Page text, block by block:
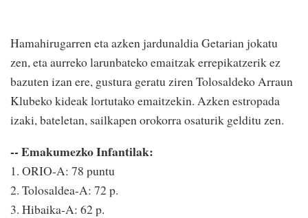
Hamahirugarren eta azken jardunaldia Getarian jokatu
zen, eta aurreko larunbateko emaitzak errepikatzerik ez
bazuten izan ere, gustura geratu ziren Tolosaldeko Arraun
Klubeko kideak lortutako emaitzekin. Azken estropada
izaki, bateletan, sailkapen orokorra osaturik gelditu zen.
-- Emakumezko Infantilak:
1. ORIO-A: 78 puntu
2. Tolosaldea-A: 72 p.
3. Hibaika-A: 62 p.